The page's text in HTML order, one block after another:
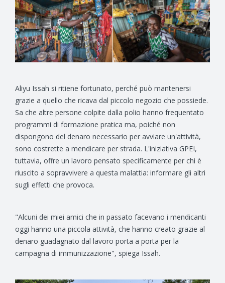
Aliyu Issah si ritiene fortunato, perché può mantenersi
grazie a quello che ricava dal piccolo negozio che possiede.
Sa che altre persone colpite dalla polio hanno frequentato
programmi di formazione pratica ma, poiché non
dispongono del denaro necessario per avviare un'attività,
sono costrette a mendicare per strada. L'iniziativa GPEI,
tuttavia, offre un lavoro pensato specificamente per chi è
riuscito a sopravvivere a questa malattia: informare gli altri
sugli effetti che provoca.
"Alcuni dei miei amici che in passato facevano i mendicanti
oggi hanno una piccola attività, che hanno creato grazie al
denaro guadagnato dal lavoro porta a porta per la
campagna di immunizzazione", spiega Issah.